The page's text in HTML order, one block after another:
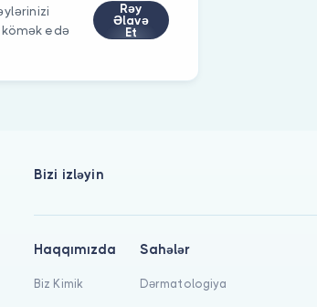
edə
Rəy
Əlavə
Et
Bizi izləyin
Haqqımızda
Biz Kimik
Sahələr
Dərmatologiya